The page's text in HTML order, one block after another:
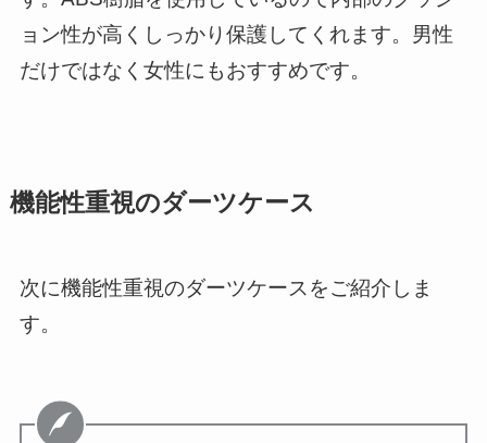
ョン性が高くしっかり保護してくれます。男性
だけではなく女性にもおすすめです。
機能性重視のダーツケース
次に機能性重視のダーツケースをご紹介しま
す。